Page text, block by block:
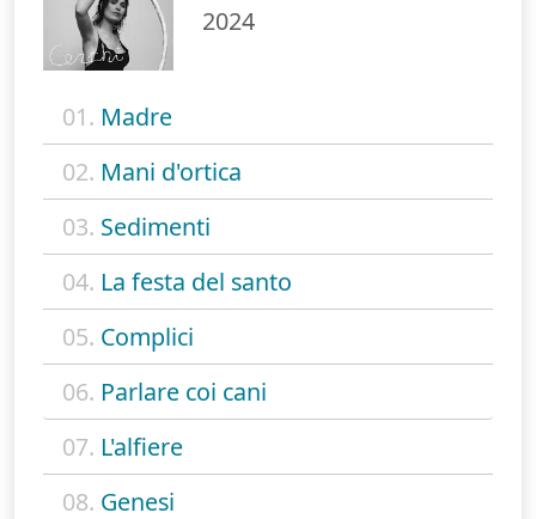
2024
01. Madre
02. Mani d'ortica
03. Sedimenti
04. La festa del santo
05. Complici
06. Parlare coi cani
07. L'alfiere
08. Genesi